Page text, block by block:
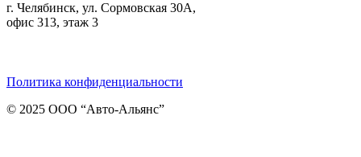
г. Челябинск, ул. Сормовская 30А,
офис 313, этаж 3
Политика конфиденциальности
© 2025 ООО “Авто-Альянс”